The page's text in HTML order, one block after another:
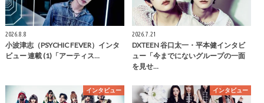
2026.8.8
小波津志（PSYCHIC FEVER）インタ
ビュー 連載 (1)「アーティス…
2026.7.21
DXTEEN 谷口太一・平本健インタビ
ュー「今までにないグループの一面
を見せ…
インタビュー インタビュー